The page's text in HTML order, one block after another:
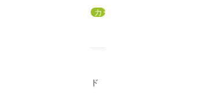
ド